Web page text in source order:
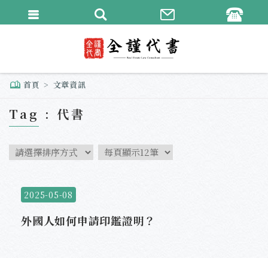
首頁 文章資訊
Tag : 代書
2025-05-08
外國人如何申請印鑑證明？
繁體中文
English